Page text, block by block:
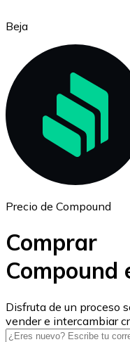
Ethereum
ETH
USD Coin
USDC
Beja
Precio de Compound
Comprar
Compound
Disfruta de un proceso
vender e intercambiar